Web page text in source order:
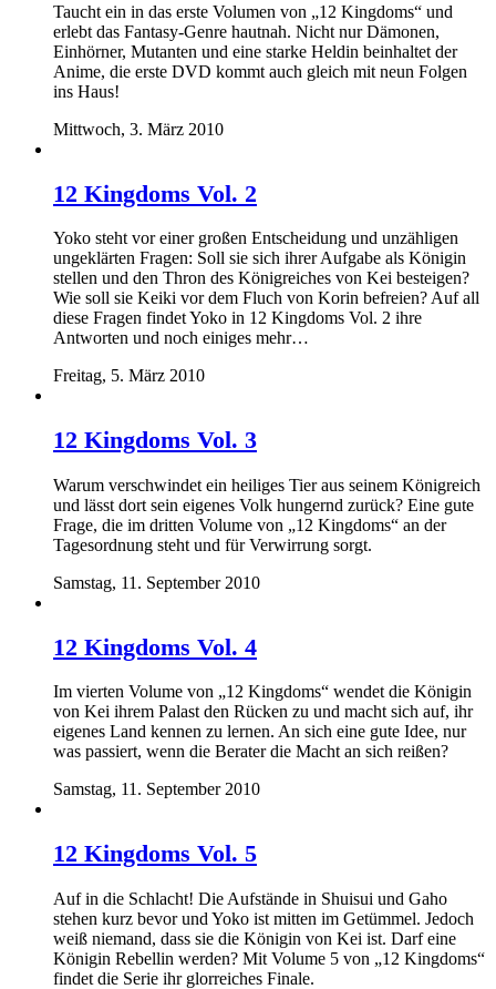
Taucht ein in das erste Volumen von „12 Kingdoms“ und
erlebt das Fantasy-Genre hautnah. Nicht nur Dämonen,
Einhörner, Mutanten und eine starke Heldin beinhaltet der
Anime, die erste DVD kommt auch gleich mit neun Folgen
ins Haus!
Mittwoch, 3. März 2010
12 Kingdoms Vol. 2
Yoko steht vor einer großen Entscheidung und unzähligen
ungeklärten Fragen: Soll sie sich ihrer Aufgabe als Königin
stellen und den Thron des Königreiches von Kei besteigen?
Wie soll sie Keiki vor dem Fluch von Korin befreien? Auf all
diese Fragen findet Yoko in 12 Kingdoms Vol. 2 ihre
Antworten und noch einiges mehr…
Freitag, 5. März 2010
12 Kingdoms Vol. 3
Warum verschwindet ein heiliges Tier aus seinem Königreich
und lässt dort sein eigenes Volk hungernd zurück? Eine gute
Frage, die im dritten Volume von „12 Kingdoms“ an der
Tagesordnung steht und für Verwirrung sorgt.
Samstag, 11. September 2010
12 Kingdoms Vol. 4
Im vierten Volume von „12 Kingdoms“ wendet die Königin
von Kei ihrem Palast den Rücken zu und macht sich auf, ihr
eigenes Land kennen zu lernen. An sich eine gute Idee, nur
was passiert, wenn die Berater die Macht an sich reißen?
Samstag, 11. September 2010
12 Kingdoms Vol. 5
Auf in die Schlacht! Die Aufstände in Shuisui und Gaho
stehen kurz bevor und Yoko ist mitten im Getümmel. Jedoch
weiß niemand, dass sie die Königin von Kei ist. Darf eine
Königin Rebellin werden? Mit Volume 5 von „12 Kingdoms“
findet die Serie ihr glorreiches Finale.